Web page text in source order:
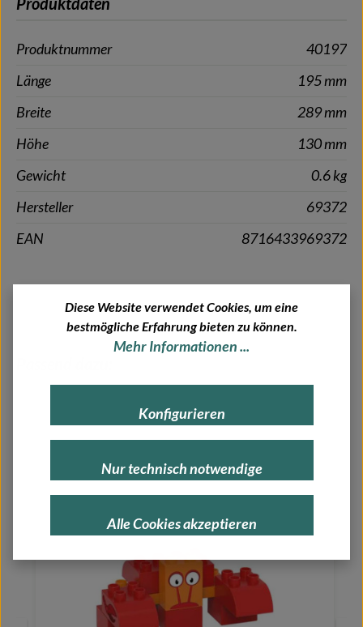
Produktnummer
40197
Länge
195 mm
Breite
289 mm
Höhe
130 mm
Gewicht
0.6 kg
Hersteller
69372
EAN
8716433969372
Diese Website verwendet Cookies, um eine
bestmögliche Erfahrung bieten zu können.
Mehr Informationen ...
Alle Cookies akzeptieren
Konfigurieren
Nur technisch notwendige